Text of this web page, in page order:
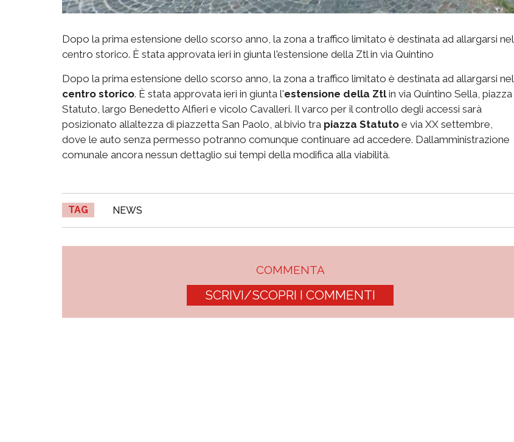
Dopo la prima estensione dello scorso anno, la zona a traffico limitato è destinata ad allargarsi nel
centro storico. È stata approvata ieri in giunta l'estensione della Ztl in via Quintino
Dopo la prima estensione dello scorso anno, la zona a traffico limitato è destinata ad allargarsi nel
centro storico. È stata approvata ieri in giunta l'estensione della Ztlin via Quintino Sella, piazza
Statuto, largo Benedetto Alfieri e vicolo Cavalleri. Il varco per il controllo degli accessi sarà
posizionato allaltezza di piazzetta San Paolo, al bivio tra piazza Statuto e via XX settembre,
dove le auto senza permesso potranno comunque continuare ad accedere. Dallamministrazione
comunale ancora nessun dettaglio sui tempi della modifica alla viabilità.
TAG NEWS
COMMENTA
SCRIVI/SCOPRI I COMMENTI